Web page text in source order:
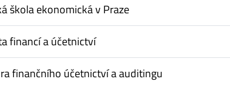
škola ekonomická v Praze
financí a účetnictví
finančního účetnictví a auditingu